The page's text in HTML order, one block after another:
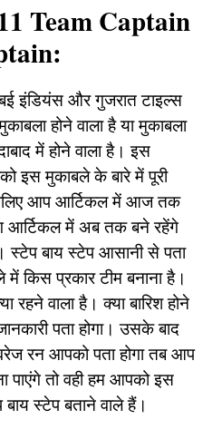
Team Captain
इंडियंस और गुजरात टाइल्स
होने वाला है या मुकाबला
में होने वाला है। इस
इस मुकाबले के बारे में पूरी
आप आर्टिकल में आज तक
आर्टिकल में अब तक बने रहेंगे
स्टेप बाय स्टेप आसानी से पता
किस प्रकार टीम बनाना है।
रहने वाला है। क्या बारिश होने
पता होगा। उसके बाद
रन आपको पता होगा तब आप
तो वही हम आपको इस
स्टेप बताने वाले हैं।